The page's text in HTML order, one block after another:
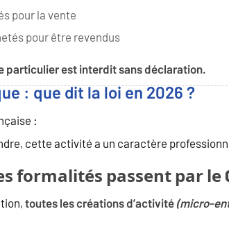
pour la vente
pour être revendus
particulier est interdit sans déclaration.
: que dit la loi en 2026 ?
:
cette activité a un caractère
formalités passent par le
toutes les créations d’activité (micro-